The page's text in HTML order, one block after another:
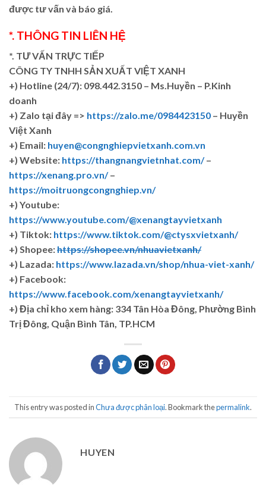
được tư vấn và báo giá.
*. THÔNG TIN LIÊN HỆ
*. TƯ VẤN TRỰC TIẾP
CÔNG TY TNHH SẢN XUẤT VIỆT XANH
+) Hotline (24/7): 098.442.3150 – Ms.Huyền – P.Kinh
doanh
+) Zalo tại đây => https://zalo.me/0984423150 – Huyền
Việt Xanh
+) Email: huyen@congnghiepvietxanh.com.vn
+) Website: https://thangnangvietnhat.com/–
https://xenang.pro.vn/–
https://moitruongcongnghiep.vn/
+) Youtube:
https://www.youtube.com/@xenangtayvietxanh
+) Tiktok: https://www.tiktok.com/@ctysxvietxanh/
+) Shopee:https://shopee.vn/nhuavietxanh/
+) Lazada: https://www.lazada.vn/shop/nhua-viet-xanh/
+) Facebook:
https://www.facebook.com/xenangtayvietxanh/
+) Địa chỉ kho xem hàng: 334 Tân Hòa Đông, Phường Bình
Trị Đông, Quận Bình Tân, TP.HCM
This entry was posted inChưa được phân loại. Bookmark thepermalink.
HUYEN